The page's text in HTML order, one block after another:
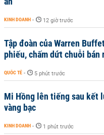
KINH DOANH - 12 giờ trước
Tập đoàn của Warren
phiếu, chấm dứt chuỗi bán
QUỐC TẾ - 5 phút trước
Mi Hồng lên tiếng sau kết
vàng bạc
KINH DOANH - 1 phút trước